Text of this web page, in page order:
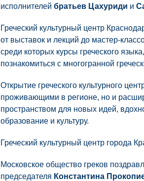
исполнителей братьев Цахуриди и
Греческий культурный центр
от выставок и лекций до мастер-
среди которых курсы греческого
познакомиться с многогранной
Открытие греческого культурного
проживающими в регионе, но и
пространством для новых идей,
образование и культуру.
Греческий культурный центр города
Московское общество греков
председателя Константина